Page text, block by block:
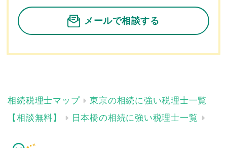
メールで相談する
東京の相続に強い税理士一覧
【相談無料】
日本橋の相続に強い税理士一覧